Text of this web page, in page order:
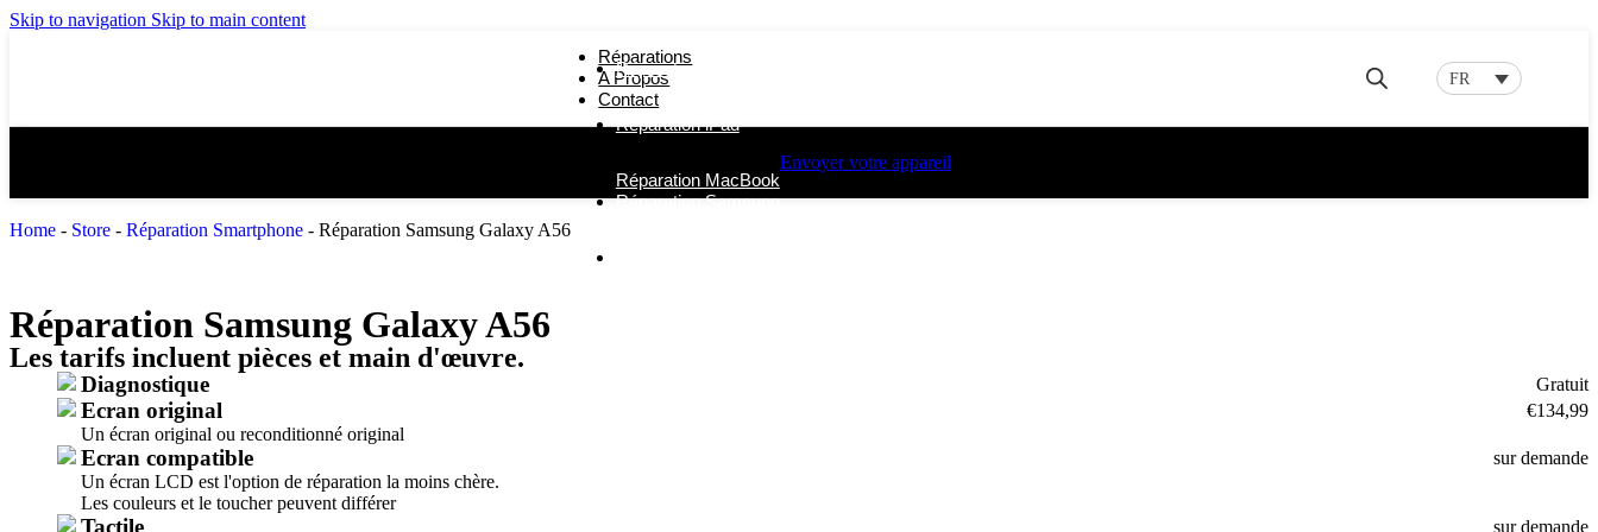
Skip to navigation Skip to main content
Réparations
A Propos
Contact
FR
Réparation iPhone
Réparation iPad
Réparation MacBook
Réparation Samsung
Envoyer votre appareil
Home - Store - Réparation Smartphone - Réparation Samsung Galaxy A56
Réparation Samsung Galaxy A56
Les tarifs incluent pièces et main d'œuvre.
Diagnostique Gratuit
Ecran original
€134,99
Un écran original ou reconditionné original
Ecran compatible
sur demande
Un écran LCD est l'option de réparation la moins chère.
Les couleurs et le toucher peuvent différer
Tactile sur demande